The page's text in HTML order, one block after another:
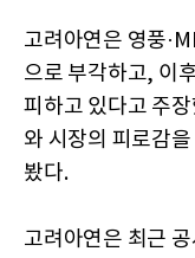
고려아연은 영풍
으로 부각하고, 이
피하고 있다고 주
와 시장의 피로감
봤다.
고려아연은 최근